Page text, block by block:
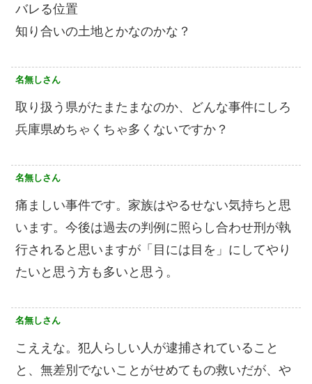
バレる位置
知り合いの土地とかなのかな？
名無しさん
取り扱う県がたまたまなのか、どんな事件にしろ
兵庫県めちゃくちゃ多くないですか？
名無しさん
痛ましい事件です。家族はやるせない気持ちと思
います。今後は過去の判例に照らし合わせ刑が執
行されると思いますが「目には目を」にしてやり
たいと思う方も多いと思う。
名無しさん
こええな。犯人らしい人が逮捕されていること
と、無差別でないことがせめてもの救いだが、や